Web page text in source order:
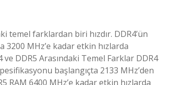
temel farklardan biri hızdır. DDR4’ün
3200 MHz’e kadar etkin hızlarda
ve DDR5 Arasındaki Temel Farklar DDR4
başlangıçta 2133 MHz’den
RAM 6400 MHz’e kadar etkin hızlarda